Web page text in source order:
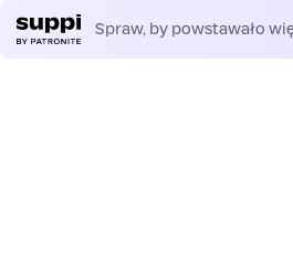
Spraw, by powstawało